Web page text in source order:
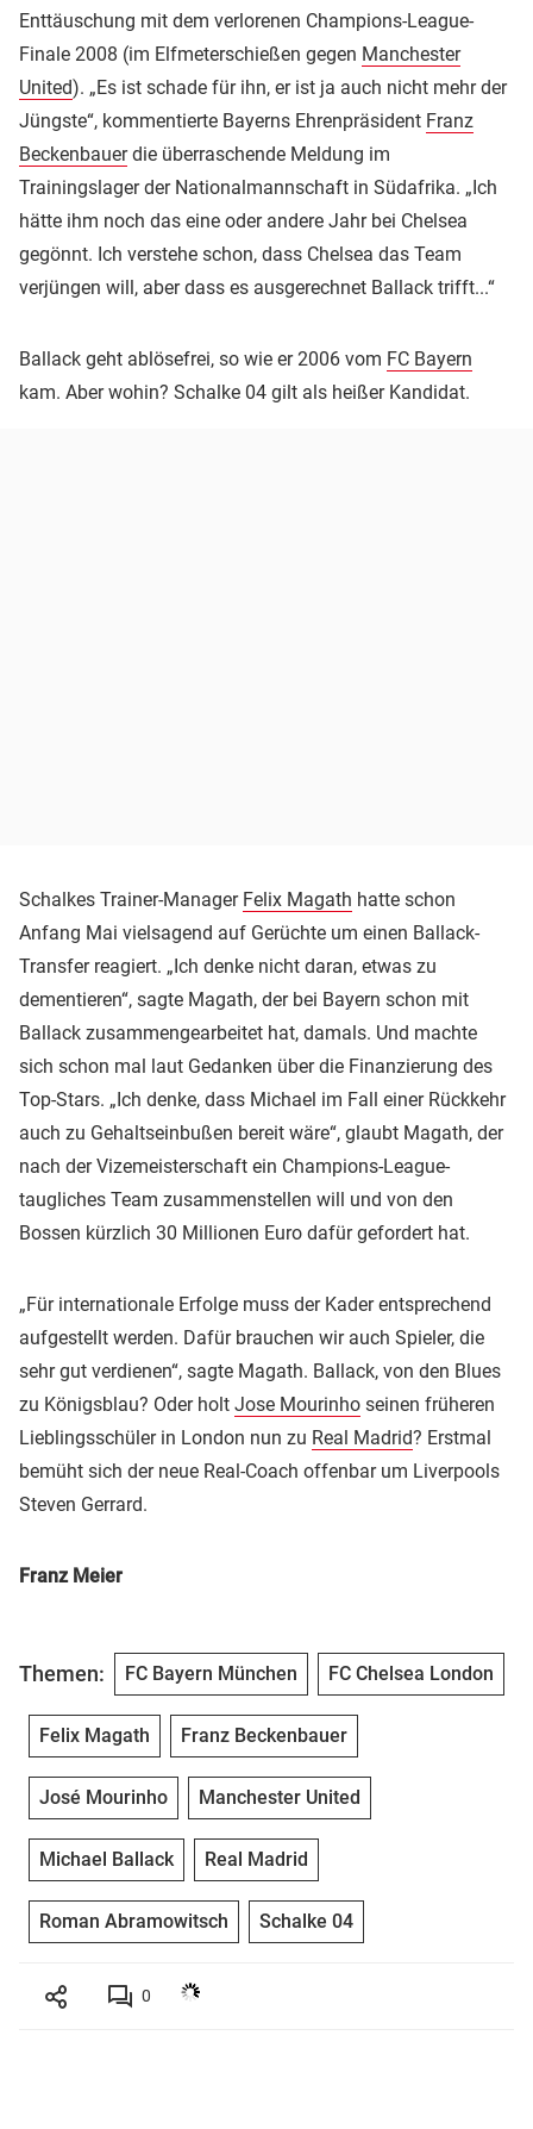
Enttäuschung mit dem verlorenen Champions-League-
Finale 2008 (im Elfmeterschießen gegen Manchester
United). „Es ist schade für ihn, er ist ja auch nicht mehr der
Jüngste“, kommentierte Bayerns Ehrenpräsident Franz
Beckenbauerdie überraschende Meldung im
Trainingslager der Nationalmannschaft in Südafrika. „Ich
hätte ihm noch das eine oder andere Jahr bei Chelsea
gegönnt. Ich verstehe schon, dass Chelsea das Team
verjüngen will, aber dass es ausgerechnet Ballack trifft...“
Ballack geht ablösefrei, so wie er 2006 vom FC Bayern
kam. Aber wohin? Schalke 04 gilt als heißer Kandidat.
Schalkes Trainer-Manager Felix Magath hatte schon
Anfang Mai vielsagend auf Gerüchte um einen Ballack-
Transfer reagiert. „Ich denke nicht daran, etwas zu
dementieren“, sagte Magath, der bei Bayern schon mit
Ballack zusammengearbeitet hat, damals. Und machte
sich schon mal laut Gedanken über die Finanzierung des
Top-Stars. „Ich denke, dass Michael im Fall einer Rückkehr
auch zu Gehaltseinbußen bereit wäre“, glaubt Magath, der
nach der Vizemeisterschaft ein Champions-League-
taugliches Team zusammenstellen will und von den
Bossen kürzlich 30 Millionen Euro dafür gefordert hat.
„Für internationale Erfolge muss der Kader entsprechend
aufgestellt werden. Dafür brauchen wir auch Spieler, die
sehr gut verdienen“, sagte Magath. Ballack, von den Blues
zu Königsblau? Oder holt Jose Mourinho seinen früheren
Lieblingsschüler in London nun zu Real Madrid? Erstmal
bemüht sich der neue Real-Coach offenbar um Liverpools
Steven Gerrard.
Franz Meier
Themen: FC Bayern München FC Chelsea London
Felix Magath Franz Beckenbauer
José Mourinho Manchester United
Michael Ballack Real Madrid
Roman Abramowitsch Schalke 04
0